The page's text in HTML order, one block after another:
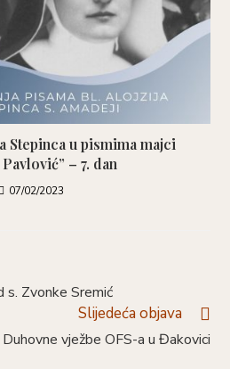
Stepinca u pismima majci
– 7. dan
07/02/2023
s. Zvonke Sremić
Slijedeća objava
Duhovne vježbe OFS-a u Đakovici